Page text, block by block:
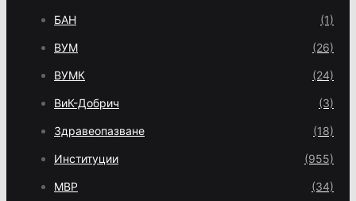
БАН (1)
ВУМ (26)
ВУМК (24)
ВиК-Добрич (3)
Здравеопазване (18)
Институции (955)
МВР (34)